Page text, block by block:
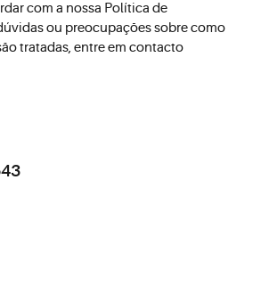
com a nossa Política de
ou preocupações sobre como
tratadas, entre em contacto